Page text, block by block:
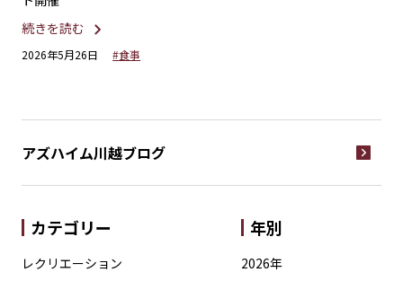
続きを読む
2026年5月26日 #食事
アズハイム川越ブログ
カテゴリー
レクリエーション
年別
2026年